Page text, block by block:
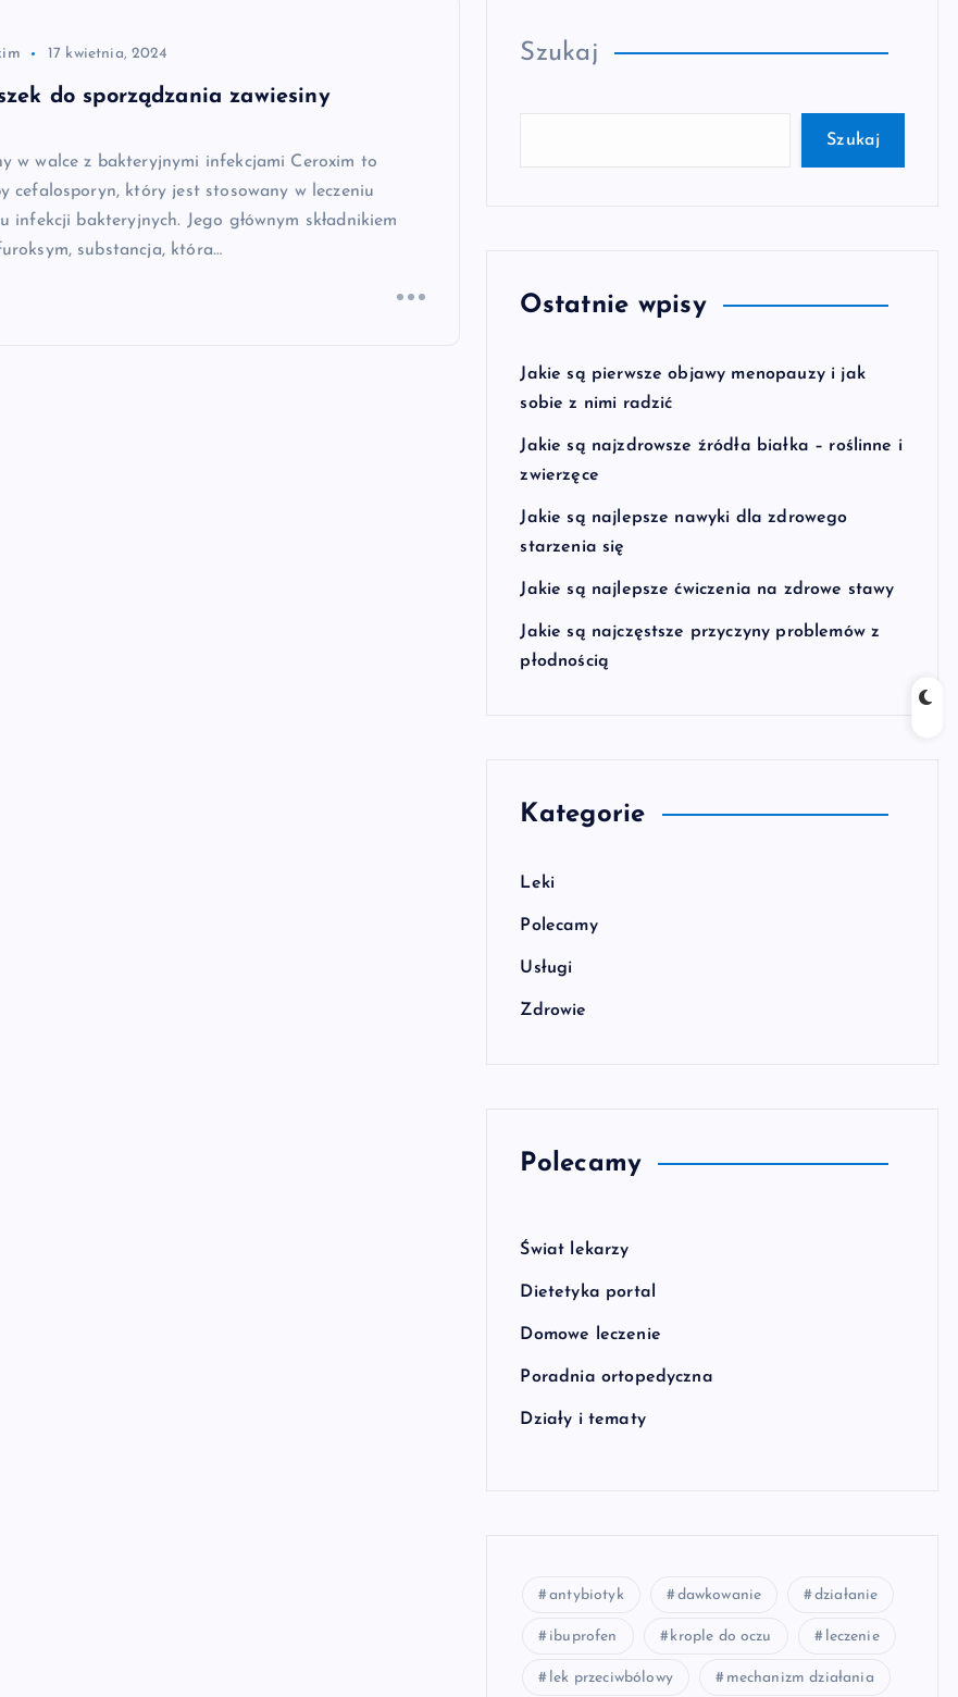
17 kwietnia, 2024
do sporządzania zawiesiny
w walce z bakteryjnymi infekcjami Ceroxim to
cefalosporyn, który jest stosowany w leczeniu
infekcji bakteryjnych. Jego głównym składnikiem
substancja, która…
Szukaj
Szukaj
Ostatnie wpisy
Jakie są pierwsze objawy menopauzy i jak
sobie z nimi radzić
Jakie są najzdrowsze źródła białka – roślinne i
zwierzęce
Jakie są najlepsze nawyki dla zdrowego
starzenia się
Jakie są najlepsze ćwiczenia na zdrowe stawy
Jakie są najczęstsze przyczyny problemów z
płodnością
Kategorie
Leki
Polecamy
Usługi
Zdrowie
Polecamy
Świat lekarzy
Dietetyka portal
Domowe leczenie
Poradnia ortopedyczna
Działy i tematy
antybiotyk dawkowanie działanie
ibuprofen krople do oczu leczenie
lek przeciwbólowy mechanizm działania